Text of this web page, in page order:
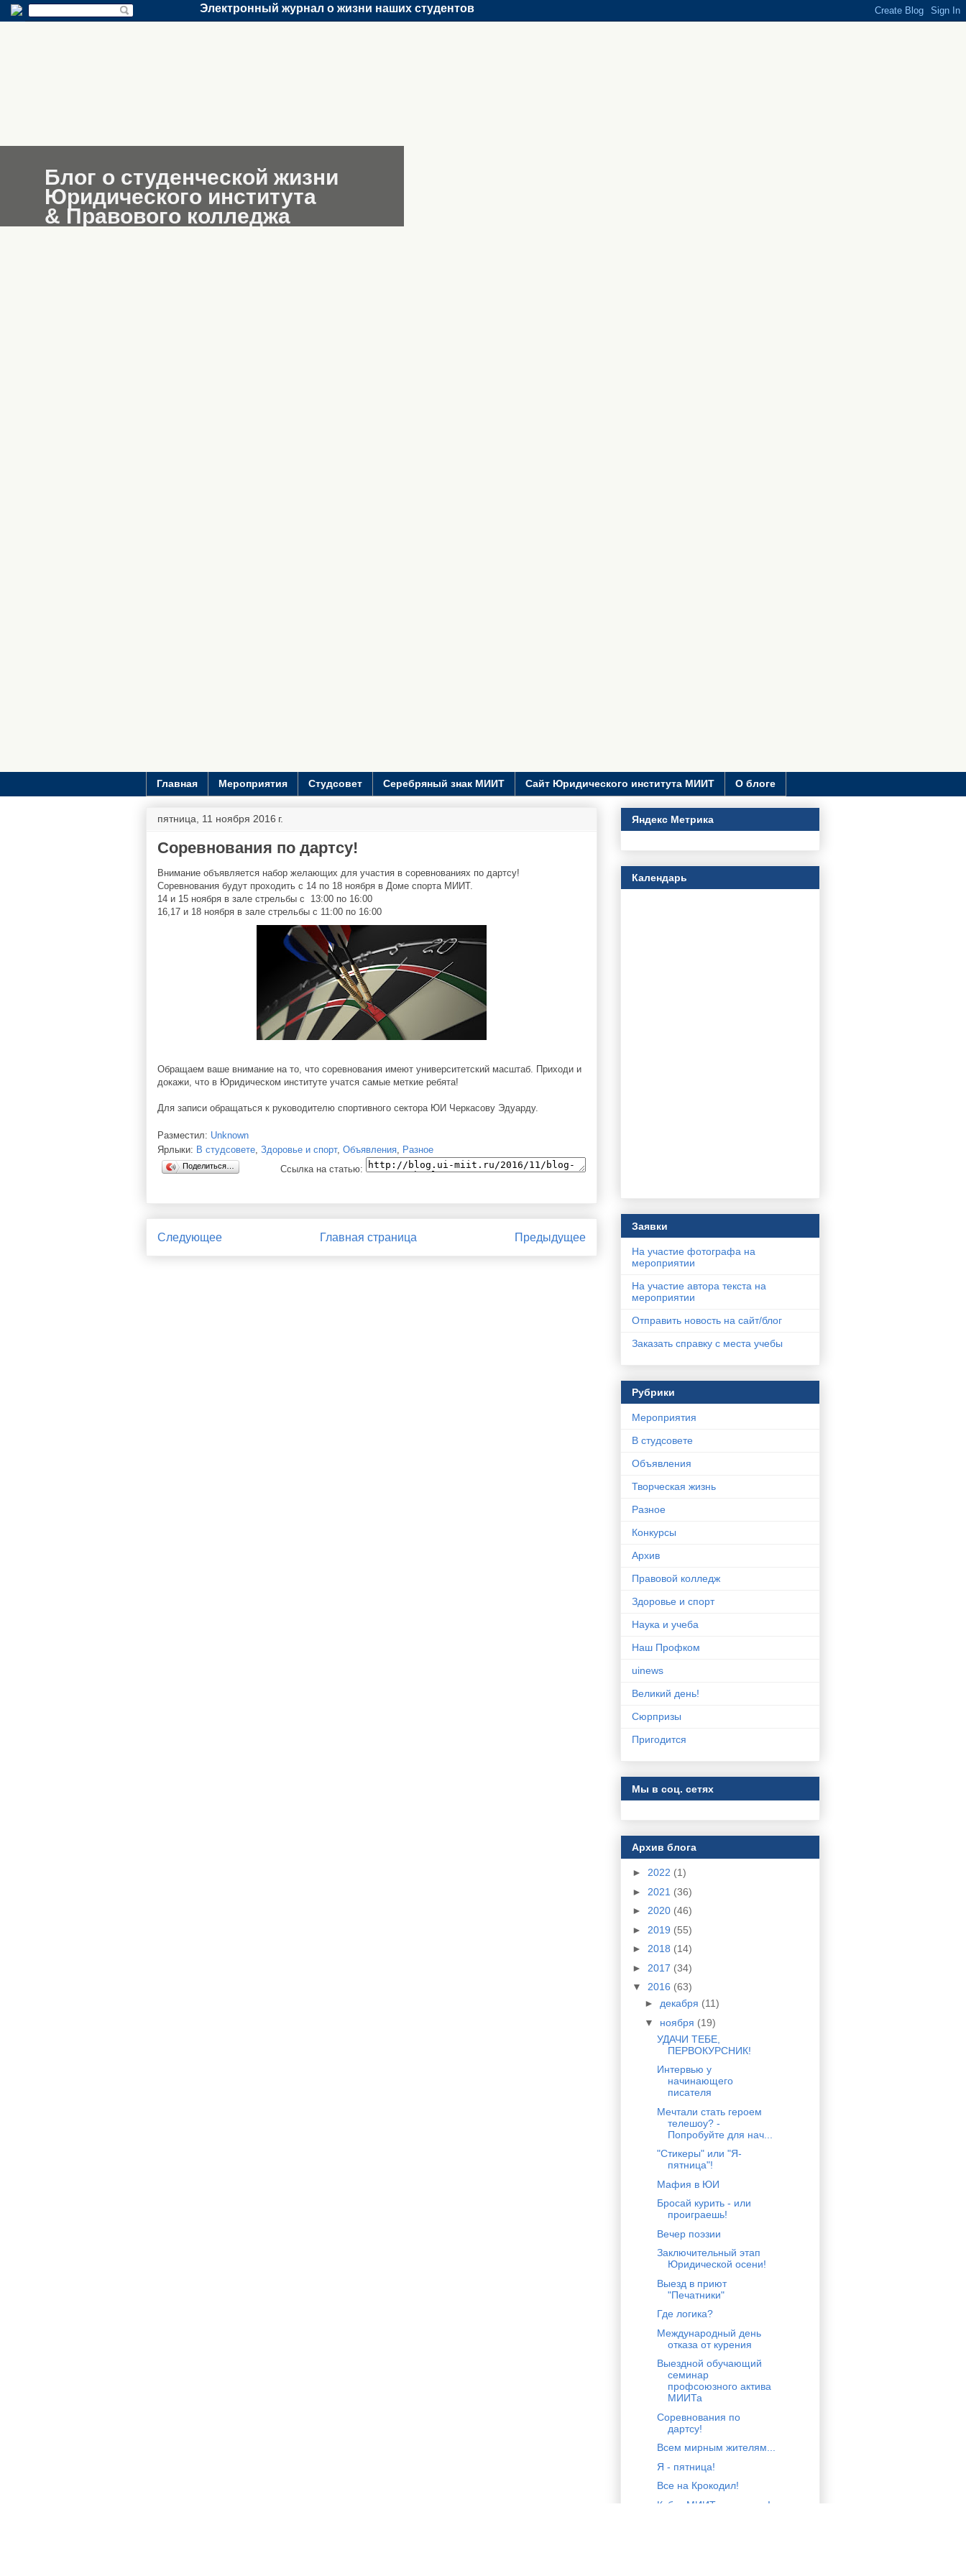
Электронный журнал о жизни наших студентов
Блог о студенческой жизни
Юридического института
& Правового колледжа
Главная Мероприятия Студсовет Серебряный знак МИИТ Сайт Юридического института МИИТ О блоге
пятница, 11 ноября 2016 г.
Соревнования по дартсу!
Внимание объявляется набор желающих для участия в соревнованиях по дартсу!
Соревнования будут проходить с 14 по 18 ноября в Доме спорта МИИТ.
14 и 15 ноября в зале стрельбы с 13:00 по 16:00
16,17 и 18 ноября в зале стрельбы с 11:00 по 16:00
Обращаем ваше внимание на то, что соревнования имеют университетский масштаб. Приходи и
докажи, что в Юридическом институте учатся самые меткие ребята!
Для записи обращаться к руководителю спортивного сектора ЮИ Черкасову Эдуарду.
Разместил: Unknown
Ярлыки: В студсовете, Здоровье и спорт, Объявления, Разное
Ссылка на статью:
Поделиться…
Следующее Предыдущее
Главная страница
Яндекс Метрика
Календарь
Заявки
На участие фотографа на
мероприятии
На участие автора текста на
мероприятии
Отправить новость на сайт/блог
Заказать справку с места учебы
Рубрики
Мероприятия
В студсовете
Объявления
Творческая жизнь
Разное
Конкурсы
Архив
Правовой колледж
Здоровье и спорт
Наука и учеба
Наш Профком
uinews
Великий день!
Сюрпризы
Пригодится
Мы в соц. сетях
Архив блога
► 2022 (1)
► 2021 (36)
► 2020 (46)
► 2019 (55)
► 2018 (14)
► 2017 (34)
▼ 2016 (63)
► декабря (11)
▼ ноября (19)
УДАЧИ ТЕБЕ,
ПЕРВОКУРСНИК!
Интервью у
начинающего
писателя
Мечтали стать героем
телешоу? -
Попробуйте для нач...
"Стикеры" или "Я-
пятница"!
Мафия в ЮИ
Бросай курить - или
проиграешь!
Вечер поэзии
Заключительный этап
Юридической осени!
Выезд в приют
"Печатники"
Где логика?
Международный день
отказа от курения
Выездной обучающий
семинар
профсоюзного актива
МИИТа
Соревнования по
дартсу!
Всем мирным жителям...
Я - пятница!
Все на Крокодил!
Кубок МИИТа по дзюдо!